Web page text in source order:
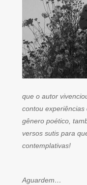
que o autor
contou
gênero poético,
versos sutis para
contemplativas!
Aguardem…